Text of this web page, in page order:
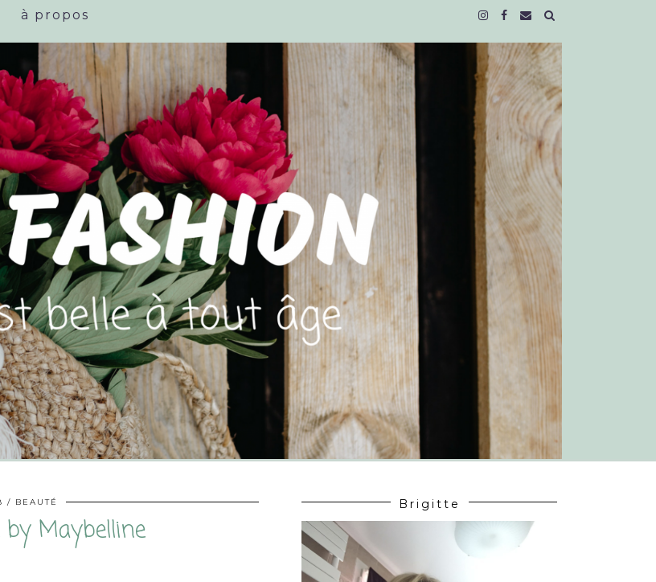
à propos
BEAUTÉ
by Maybelline
Brigitte